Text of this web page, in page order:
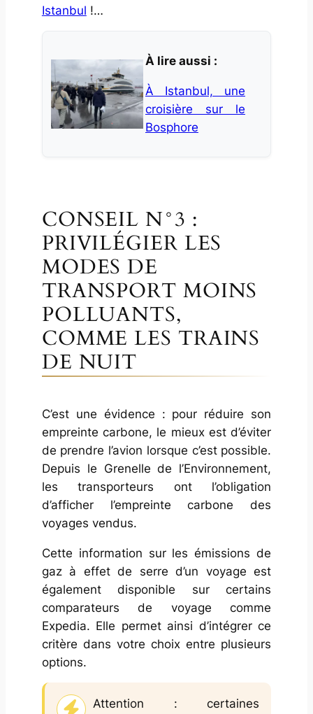
Istanbul !…
À lire aussi :
À Istanbul, une
croisière sur le
Bosphore
CONSEIL N°3 :
PRIVILÉGIER LES
MODES DE
TRANSPORT MOINS
POLLUANTS,
COMME LES TRAINS
DE NUIT
C’est une évidence : pour réduire son
empreinte carbone, le mieux est d’éviter
de prendre l’avion lorsque c’est possible.
Depuis le Grenelle de l’Environnement,
les transporteurs ont l’obligation
d’afficher l’empreinte carbone des
voyages vendus.
Cette information sur les émissions de
gaz à effet de serre d’un voyage est
également disponible sur certains
comparateurs de voyage comme
Expedia. Elle permet ainsi d’intégrer ce
critère dans votre choix entre plusieurs
options.
Attention : certaines